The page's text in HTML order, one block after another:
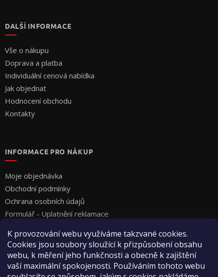
K provozování webu využíváme takzvané cookies.
Cookies jsou soubory sloužící k přizpůsobení obsahu
webu, k měření jeho funkčnosti a obecně k zajištění
vaší maximální spokojenosti. Používáním tohoto webu
DALŠÍ INFORMACE
Vše o nákupu
Doprava a platba
Individuální cenová nabídka
Jak objednat
Hodnocení obchodu
Kontakty
INFORMACE PRO NÁKUP
Moje objednávka
Obchodní podmínky
Ochrana osobních údajů
Formulář - Uplatnění reklamace